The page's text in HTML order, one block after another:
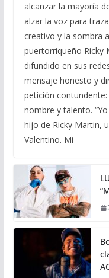
alcanzar la mayoría
alzar la voz para
creativo y la sombra
puertorriqueño Ricky
difundido en sus
mensaje honesto y
petición
nombre y talento.
hijo de Ricky Martin,
Valentino. Mi